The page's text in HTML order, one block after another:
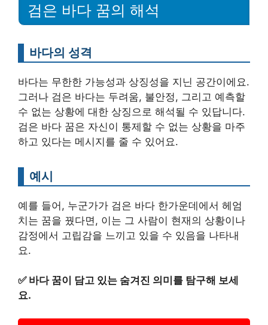
검은 바다 꿈의 해석
바다의 성격
바다는 무한한 가능성과 상징성을 지닌 공간이에요.
그러나 검은 바다는 두려움, 불안정, 그리고 예측할
수 없는 상황에 대한 상징으로 해석될 수 있답니다.
검은 바다 꿈은 자신이 통제할 수 없는 상황을 마주
하고 있다는 메시지를 줄 수 있어요.
예시
예를 들어, 누군가가 검은 바다 한가운데에서 헤엄
치는 꿈을 꿨다면, 이는 그 사람이 현재의 상황이나
감정에서 고립감을 느끼고 있을 수 있음을 나타내
요.
✅ 바다 꿈이 담고 있는 숨겨진 의미를 탐구해 보세
요.